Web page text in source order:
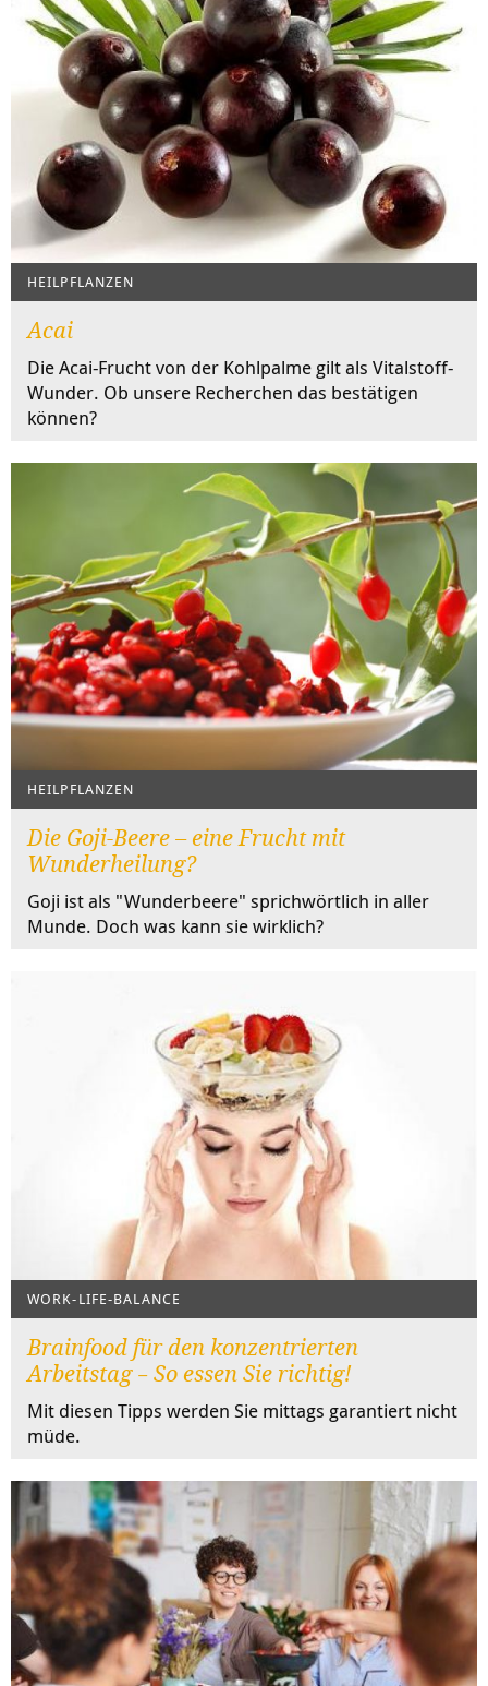
HEILPFLANZEN
Acai
Die Acai-Frucht von der Kohlpalme gilt als Vitalstoff-
Wunder. Ob unsere Recherchen das bestätigen
können?
HEILPFLANZEN
Die Goji-Beere – eine Frucht mit
Wunderheilung?
Goji ist als "Wunderbeere" sprichwörtlich in aller
Munde. Doch was kann sie wirklich?
WORK-LIFE-BALANCE
Brainfood für den konzentrierten
Arbeitstag − So essen Sie richtig!
Mit diesen Tipps werden Sie mittags garantiert nicht
müde.